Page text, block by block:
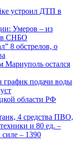
устроил ДТП в
Умеров – из
СНБО
8 обстрелов, о
Мариуполь остался
график подачи воды
области РФ
4 средства ПВО,
и 80 ед. –
– 1390